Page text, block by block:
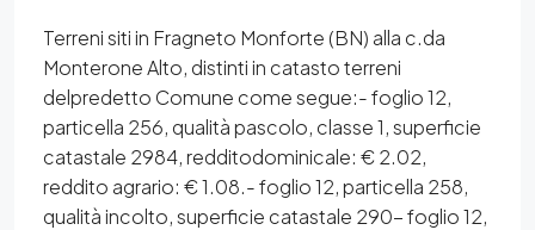
Terreni siti in Fragneto Monforte (BN) alla c.da
Monterone Alto, distinti in catasto terreni
delpredetto Comune come segue:- foglio 12,
particella 256, qualità pascolo, classe 1, superficie
catastale 2984, redditodominicale: € 2.02,
reddito agrario: € 1.08.- foglio 12, particella 258,
qualità incolto, superficie catastale 290- foglio 12,